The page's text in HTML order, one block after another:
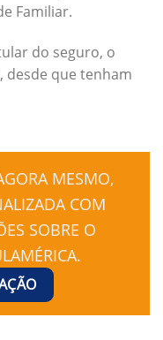
Familiar.
do seguro, o
desde que tenham
MESMO,
COM
SOBRE O